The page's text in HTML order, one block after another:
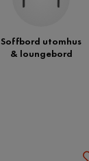
Soffbord utomhus
& loungebord